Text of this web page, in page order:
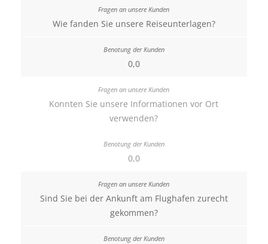
Wie fanden Sie unsere Reiseunterlagen?
0,0
Konnten Sie unsere Informationen vor Ort
verwenden?
0,0
Sind Sie bei der Ankunft am Flughafen zurecht
gekommen?